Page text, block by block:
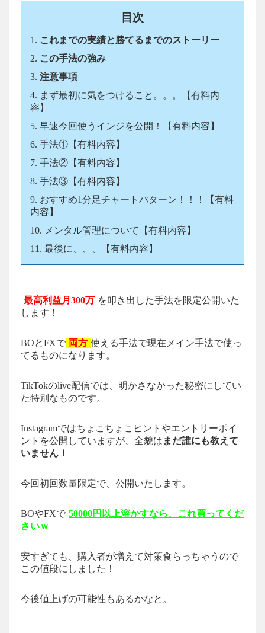
目次
これまでの実績と勝てるまでのストーリー
この手法の強み
注意事項
まず最初に気をつけること。。。【有料内
容】
早速今回使うインジを公開！【有料内容】
手法①【有料内容】
手法②【有料内容】
手法③【有料内容】
おすすめ1分足チャートパターン！！！【有料
内容】
メンタル管理について【有料内容】
最後に、、、【有料内容】
最高利益月300万 を叩き出した手法を限定公開いた
します！
BOとFXで 両方 使える手法で現在メイン手法で使っ
てるものになります。
TikTokのlive配信では、明かさなかった秘密にしてい
た特別なものです。
Instagramではちょこちょこヒントやエントリーポイ
ントを公開していますが、全貌は まだ誰にも教えて
いません！
今回初回数量限定で、公開いたします。
BOやFXで 50000円以上溶かすなら、これ買ってくだ
さいｗ
安すぎても、購入者が増えて対策食らっちゃうので
この値段にしました！
今後値上げの可能性もあるかなと。